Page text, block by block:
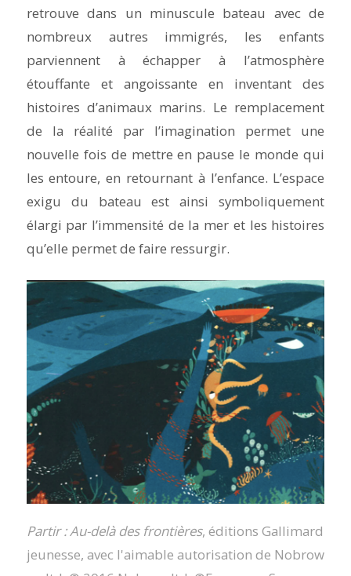
retrouve dans un minuscule bateau avec de
nombreux autres immigrés, les enfants
parviennent à échapper à l’atmosphère
étouffante et angoissante en inventant des
histoires d’animaux marins. Le remplacement
de la réalité par l’imagination permet une
nouvelle fois de mettre en pause le monde qui
les entoure, en retournant à l’enfance. L’espace
exigu du bateau est ainsi symboliquement
élargi par l’immensité de la mer et les histoires
qu’elle permet de faire ressurgir.
Partir : Au-delà des frontières, éditions Gallimard
jeunesse, avec l'aimable autorisation de Nobrow